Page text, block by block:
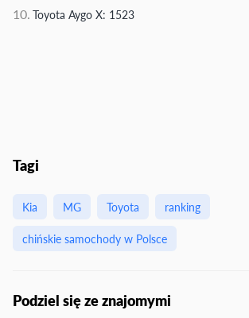
Toyota Aygo X: 1523
Tagi
Kia MG Toyota
ranking
chińskie samochody w Polsce
Podziel się ze znajomymi